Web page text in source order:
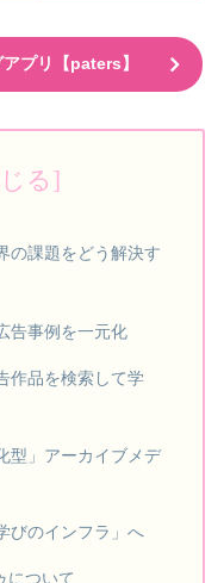
プリ【paters】
の課題をどう解決す
告事例を一元化
作品を検索して学
型」アーカイブメデ
びのインフラ」へ
について